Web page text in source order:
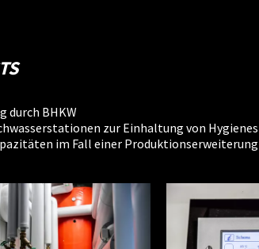
durch BHKW
zur Einhaltung von
im Fall einer